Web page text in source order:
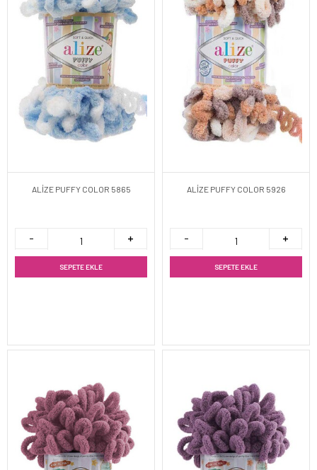
ALİZE PUFFY COLOR 5865
SEPETE EKLE
ALİZE PUFFY COLOR 5926
SEPETE EKLE